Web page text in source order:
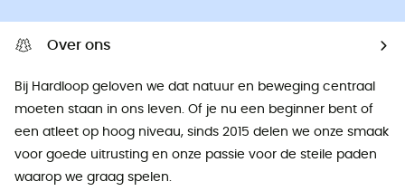
Over ons
Bij Hardloop geloven we dat natuur en beweging centraal
moeten staan ​​in ons leven. Of je nu een beginner bent of
een atleet op hoog niveau, sinds 2015 delen we onze smaak
voor goede uitrusting en onze passie voor de steile paden
waarop we graag spelen.